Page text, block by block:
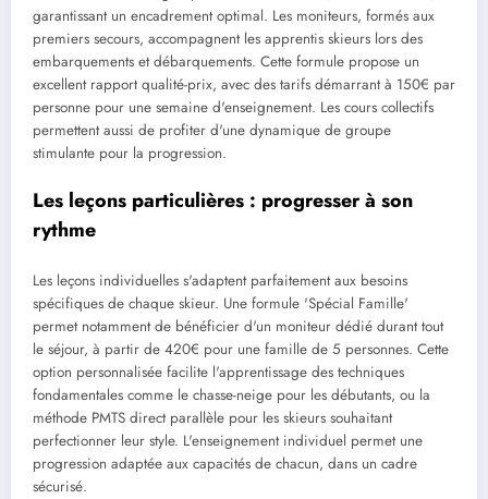
garantissant un encadrement optimal. Les moniteurs, formés aux
premiers secours, accompagnent les apprentis skieurs lors des
embarquements et débarquements. Cette formule propose un
excellent rapport qualité-prix, avec des tarifs démarrant à 150€ par
personne pour une semaine d'enseignement. Les cours collectifs
permettent aussi de profiter d'une dynamique de groupe
stimulante pour la progression.
Les leçons particulières : progresser à son
rythme
Les leçons individuelles s'adaptent parfaitement aux besoins
spécifiques de chaque skieur. Une formule 'Spécial Famille'
permet notamment de bénéficier d'un moniteur dédié durant tout
le séjour, à partir de 420€ pour une famille de 5 personnes. Cette
option personnalisée facilite l'apprentissage des techniques
fondamentales comme le chasse-neige pour les débutants, ou la
méthode PMTS direct parallèle pour les skieurs souhaitant
perfectionner leur style. L'enseignement individuel permet une
progression adaptée aux capacités de chacun, dans un cadre
sécurisé.